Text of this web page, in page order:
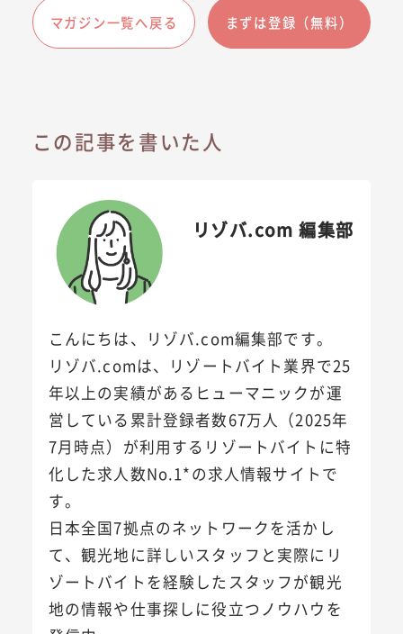
マガジン一覧へ戻る まずは登録（無料）
この記事を書いた人
リゾバ.com 編集部
こんにちは、リゾバ.com編集部です。
リゾバ.comは、リゾートバイト業界で25
年以上の実績があるヒューマニックが運
営している累計登録者数67万人（2025年
7月時点）が利用するリゾートバイトに特
化した求人数No.1*の求人情報サイトで
す。
日本全国7拠点のネットワークを活かし
て、観光地に詳しいスタッフと実際にリ
ゾートバイトを経験したスタッフが観光
地の情報や仕事探しに役立つノウハウを